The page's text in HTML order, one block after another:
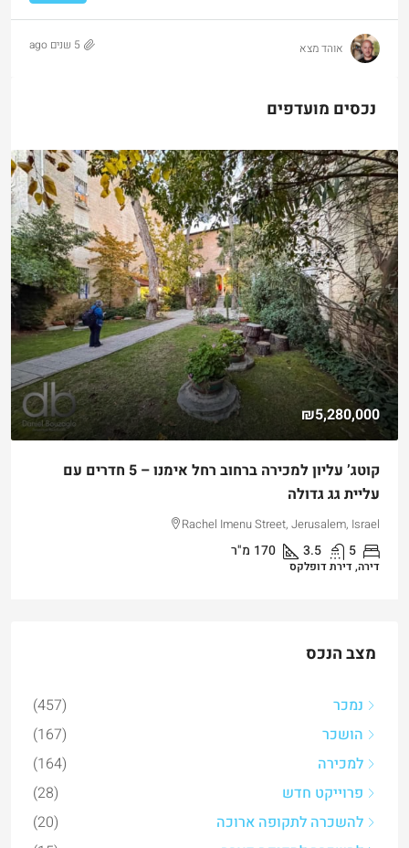
אוהד מצא 5 שנים ago
נכסים מועדפים
₪5,280,000
קוטג’ עליון למכירה ברחוב רחל אימנו – 5 חדרים עם
עליית גג גדולה
Rachel Imenu Street, Jerusalem, Israel
5
3.5
170 מ"ר
דירה, דירת דופלקס
מצב הנכס
נמכר
(457)
הושכר
(167)
למכירה
(164)
פרוייקט חדש
(28)
להשכרה לתקופה ארוכה
(20)